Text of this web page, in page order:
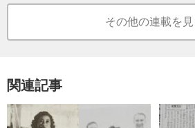
その他の連載を見
関連記事